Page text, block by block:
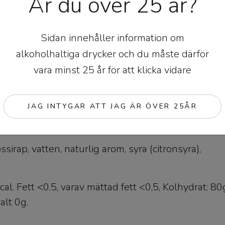
färsk basilika. Fräsch arom och väldoftande
Syrup är perfekt utformad för att höja smaken av
cocktail, sås eller dessert som helst.
vatten, naturlig arom, syra (citronsyra),
Fett <0.5, varav mättad fett <0,5, Kolhydrat:
0g.
Sidan innehåller information om
alkoholhaltiga drycker och du måste därför
vara minst 25 år för att klicka vidare
JAG INTYGAR ATT JAG ÄR ÖVER 25ÅR